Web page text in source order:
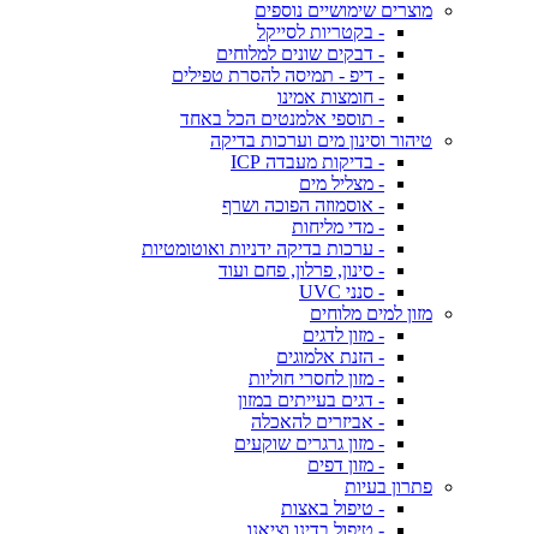
מוצרים שימושיים נוספים
- בקטריות לסייקל
- דבקים שונים למלוחים
- דיפ - תמיסה להסרת טפילים
- חומצות אמינו
- תוספי אלמנטים הכל באחד
טיהור וסינון מים וערכות בדיקה
- בדיקות מעבדה ICP
- מצליל מים
- אוסמוזה הפוכה ושרף
- מדי מליחות
- ערכות בדיקה ידניות ואוטומטיות
- סינון, פרלון, פחם ועוד
- סנני UVC
מזון למים מלוחים
- מזון לדגים
- הזנת אלמוגים
- מזון לחסרי חוליות
- דגים בעייתים במזון
- אביזרים להאכלה
- מזון גרגרים שוקעים
- מזון דפים
פתרון בעיות
- טיפול באצות
- טיפול בדינו וציאנו